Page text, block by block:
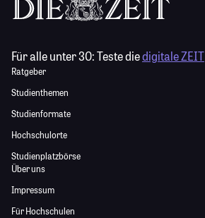
Für alle unter 30:Teste diedigitale ZEIT
Ratgeber
Studienthemen
Studienformate
Hochschulorte
Studienplatzbörse
Über uns
Impressum
Für Hochschulen